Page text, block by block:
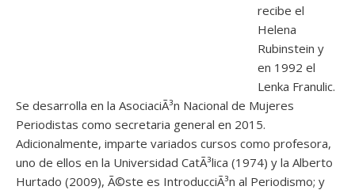
recibe el
Helena
Rubinstein y
en 1992 el
Lenka Franulic.
Se desarrolla en la AsociaciÃ³n Nacional de Mujeres
Periodistas como secretaria general en 2015.
Adicionalmente, imparte variados cursos como profesora,
uno de ellos en la Universidad CatÃ³lica (1974) y la Alberto
Hurtado (2009), Ã©ste es IntroducciÃ³n al Periodismo; y